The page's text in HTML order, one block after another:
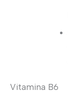
Vitamina B6